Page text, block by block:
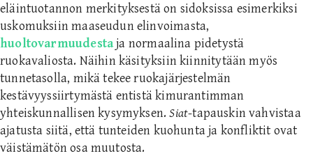
eläintuotannon merkityksestä on sidoksissa esimerkiksi
uskomuksiin maaseudun elinvoimasta,
huoltovarmuudestaja normaalina pidetystä
ruokavaliosta. Näihin käsityksiin kiinnitytään myös
tunnetasolla, mikä tekee ruokajärjestelmän
kestävyyssiirtymästä entistä kimurantimman
yhteiskunnallisen kysymyksen.Siat-tapauskin vahvistaa
ajatusta siitä, että tunteiden kuohunta ja konfliktit ovat
väistämätön osa muutosta.